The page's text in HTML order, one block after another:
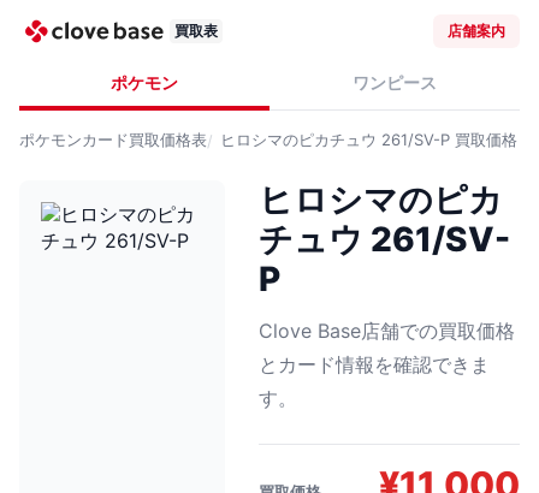
買取表 店舗案内
ポケモン ワンピース
ポケモンカード買取価格表 ヒロシマのピカチュウ 261/SV-P 買取価格
ヒロシマのピカ
チュウ 261/SV-
P
Clove Base店舗での買取価格
とカード情報を確認できま
す。